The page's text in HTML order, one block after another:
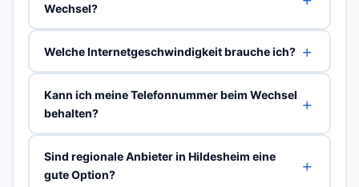
Wechsel?
Welche Internetgeschwindigkeit brauche ich?
Kann ich meine Telefonnummer beim Wechsel
behalten?
Sind regionale Anbieter in Hildesheim eine
gute Option?